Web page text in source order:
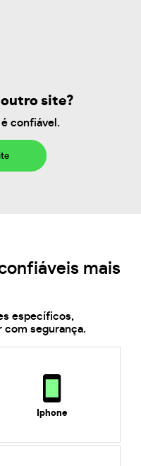
site?
confiável.
mais
específicos,
com segurança.
Iphone